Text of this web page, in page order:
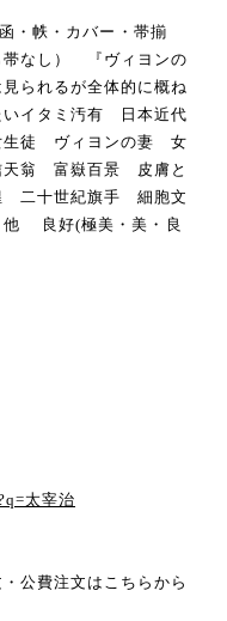
帙・カバー・帯揃
帯なし） 『ヴィヨンの
られるが全体的に概ね
イタミ汚有 日本近代
徒 ヴィヨンの妻 女
翁 富嶽百景 皮膚と
二十世紀旗手 細胞文
他 良好(極美・美・良
太宰治
公費注文はこちらから